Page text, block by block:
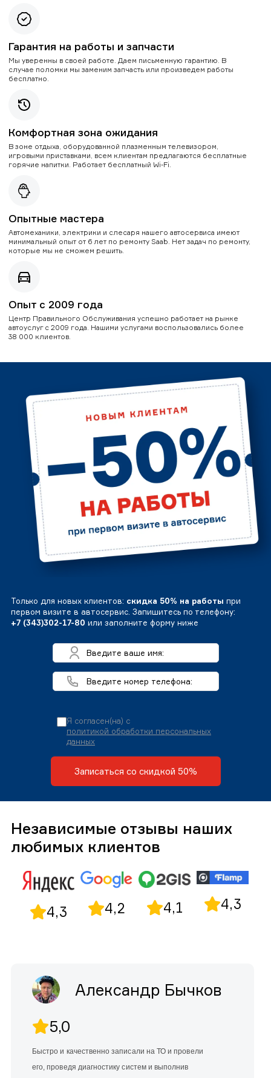
Гарантия на работы и запчасти
Мы уверенны в своей работе. Даем письменную гарантию. В
случае поломки мы заменим запчасть или произведем работы
бесплатно.
Комфортная зона ожидания
В зоне отдыха, оборудованной плазменным телевизором,
игровыми приставками, всем клиентам предлагаются бесплатные
горячие напитки. Работает бесплатный Wi-Fi.
Опытные мастера
Автомеханики, электрики и слесаря нашего автосервиса имеют
минимальный опыт от 6 лет по ремонту Saab. Нет задач по ремонту,
которые мы не сможем решить.
Опыт с 2009 года
Центр Правильного Обслуживания успешно работает на рынке
автоуслуг с 2009 года. Нашими услугами воспользовались более
38 000 клиентов.
Только для новых клиентов: скидка 50% на работы при
первом визите в автосервис. Запишитесь по телефону:
+7 (343)302-17-80 или заполните форму ниже
Я согласен(на) с
политикой обработки персональных
данных
Записаться со скидкой 50%
Независимые отзывы наших
любимых клиентов
4,3 4,2 4,1 4,3
Александр Бычков
5,0
Быстро и качественно записали на ТО и провели
его, проведя диагностику систем и выполнив